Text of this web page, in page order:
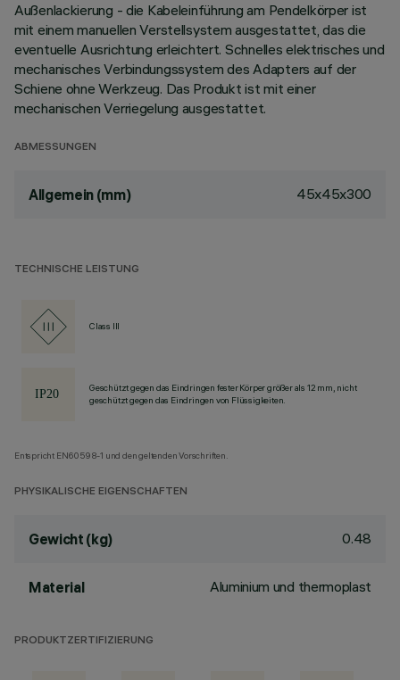
Außenlackierung - die Kabeleinführung am Pendelkörper ist
mit einem manuellen Verstellsystem ausgestattet, das die
eventuelle Ausrichtung erleichtert. Schnelles elektrisches und
mechanisches Verbindungssystem des Adapters auf der
Schiene ohne Werkzeug. Das Produkt ist mit einer
mechanischen Verriegelung ausgestattet.
ABMESSUNGEN
Allgemein (mm) 45x45x300
TECHNISCHE LEISTUNG
Class III
Geschützt gegen das Eindringen fester Körper größer als 12 mm, nicht
geschützt gegen das Eindringen von Flüssigkeiten.
Entspricht EN60598-1 und den geltenden Vorschriften.
PHYSIKALISCHE EIGENSCHAFTEN
Gewicht (kg) 0.48
Material Aluminium und thermoplast
PRODUKTZERTIFIZIERUNG